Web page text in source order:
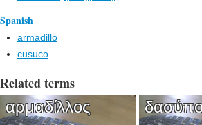
Spanish
armadillo
cusuco
Related terms
αρμαδίλλος